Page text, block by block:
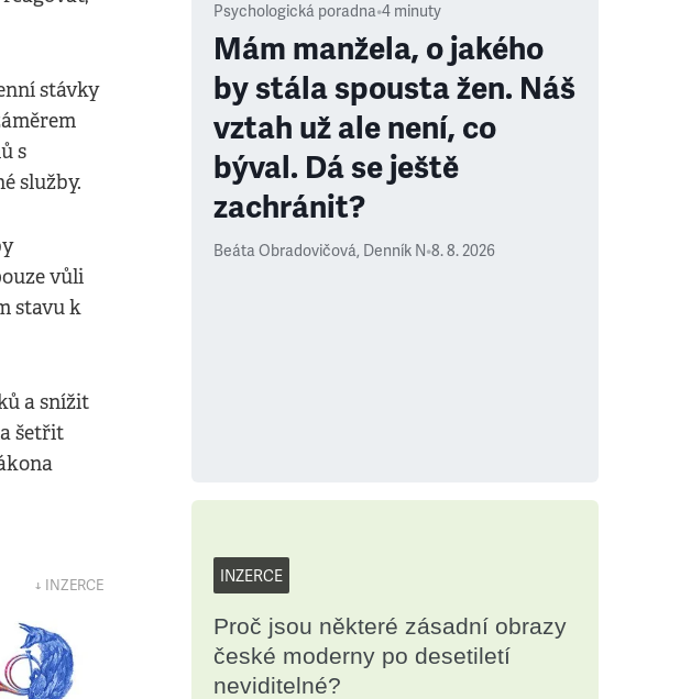
stávky
s
služby.
vůli
stavu k
a snížit
šetřit
↓ INZERCE
Psychologická poradna•4 minuty
Mám manžela, o jakého
by stála spousta žen. Náš
vztah už ale není, co
býval. Dá se ještě
zachránit?
Beáta Obradovičová, Denník N•8. 8. 2026
INZERCE
Proč jsou některé zásadní obrazy
české moderny po desetiletí
neviditelné?